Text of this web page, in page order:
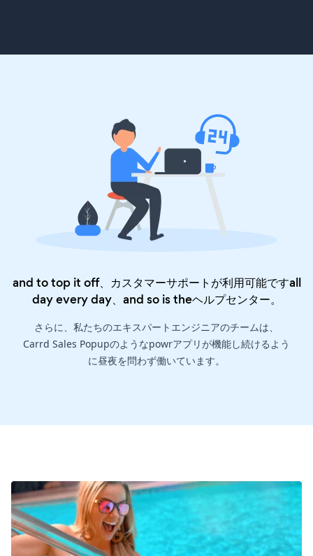
and to top it off、カスタマーサポートが利用可能ですall
day every day、and so is theヘルプセンター。
さらに、私たちのエキスパートエンジニアのチームは、
Carrd Sales Popupのようなpowrアプリが機能し続けるよう
に昼夜を問わず働いています。